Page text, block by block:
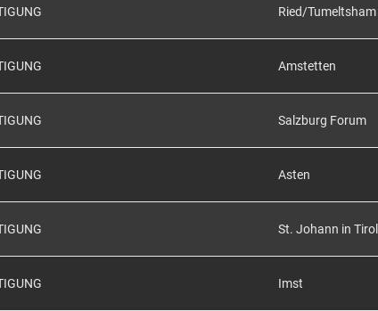
Ried/Tumeltsham
Amstetten
Salzburg Forum
Asten
St. Johann in Tirol
Imst